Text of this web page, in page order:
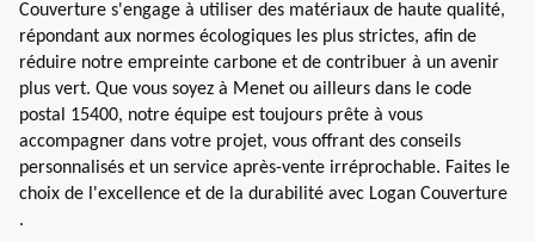
Couverture s'engage à utiliser des matériaux de haute qualité,
répondant aux normes écologiques les plus strictes, afin de
réduire notre empreinte carbone et de contribuer à un avenir
plus vert. Que vous soyez à Menet ou ailleurs dans le code
postal 15400, notre équipe est toujours prête à vous
accompagner dans votre projet, vous offrant des conseils
personnalisés et un service après-vente irréprochable. Faites le
choix de l'excellence et de la durabilité avec Logan Couverture
.